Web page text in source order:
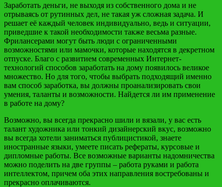
Заработать деньги, не выходя из собственного дома и не
отрываясь от рутинных дел, не такая уж сложная задача. И
решает её каждый человек индивидуально, ведь и ситуации,
приведшие к такой необходимости также весьма разные.
Фрилансерами могут быть люди с ограниченными
возможностями или мамочки, которые находятся в декретном
отпуске. Благо с развитием современных Интернет-
технологий способов заработать на дому появилось великое
множество. Но для того, чтобы выбрать подходящий именно
вам способ заработка, вы должны проанализировать свои
умения, таланты и возможности. Найдется ли им применение
в работе на дому?
Возможно, вы всегда прекрасно шили и вязали, у вас есть
талант художника или тонкий дизайнерский вкус, возможно
вы всегда хотели заниматься публицистикой, знаете
иностранные языки, умеете писать рефераты, курсовые и
дипломные работы. Все возможные варианты надомничества
можно поделить на две группы – работа руками и работа
интеллектом, причем оба этих направления востребованы и
прекрасно оплачиваются.